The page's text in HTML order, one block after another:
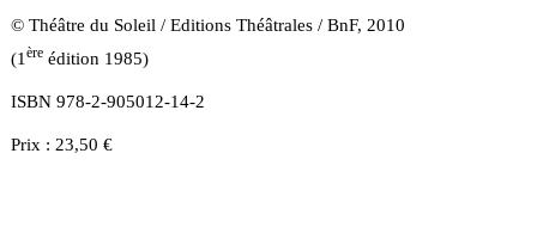
© Théâtre du Soleil / Editions Théâtrales / BnF, 2010
(1 èreédition 1985)
ISBN 978-2-905012-14-2
Prix : 23,50 €